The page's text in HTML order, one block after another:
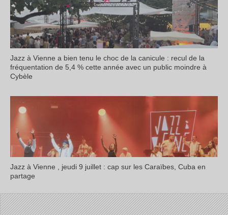
Jazz à Vienne a bien tenu le choc de la canicule : recul de la
fréquentation de 5,4 % cette année avec un public moindre à
Cybèle
Jazz à Vienne , jeudi 9 juillet : cap sur les Caraïbes, Cuba en
partage